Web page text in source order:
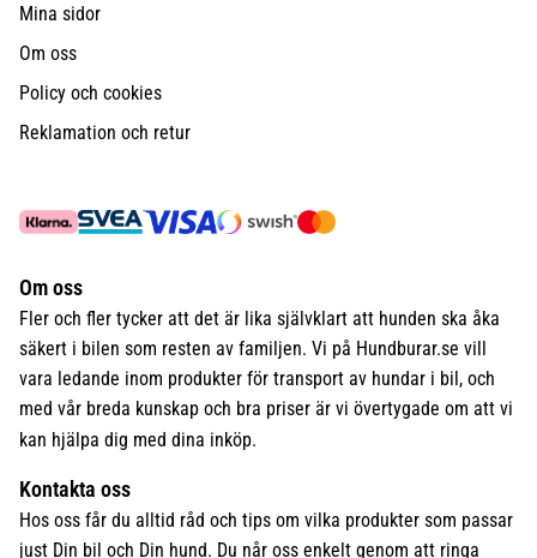
Mina sidor
Om oss
Policy och cookies
Reklamation och retur
Om oss
Fler och fler tycker att det är lika självklart att hunden ska åka
säkert i bilen som resten av familjen. Vi på Hundburar.se vill
vara ledande inom produkter för transport av hundar i bil, och
med vår breda kunskap och bra priser är vi övertygade om att vi
kan hjälpa dig med dina inköp.
Kontakta oss
Hos oss får du alltid råd och tips om vilka produkter som passar
just Din bil och Din hund. Du når oss enkelt genom att ringa